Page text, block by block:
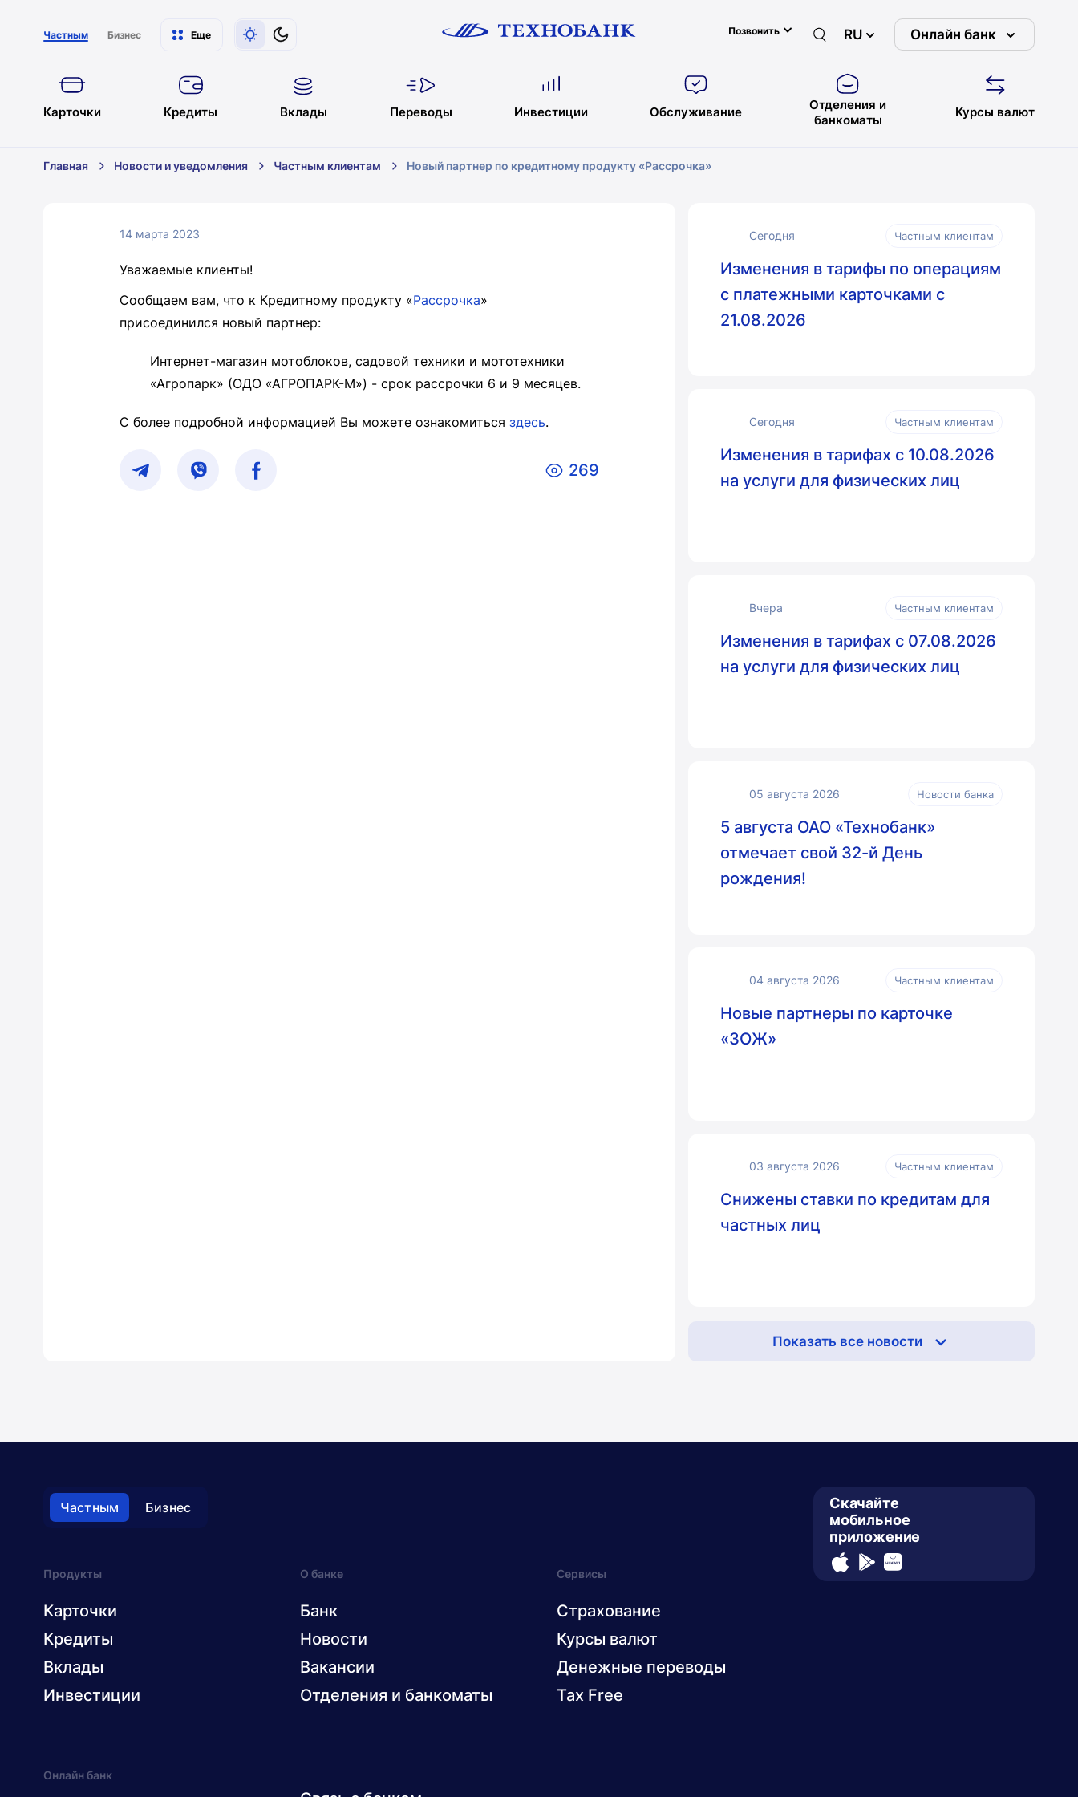
Частным Бизнес Еще Позвонить RU Онлайн банк
Карточки Кредиты Вклады Переводы Инвестиции Обслуживание
Отделения и
банкоматы
Курсы валют
Главная Новости и уведомления Частным клиентам Новый партнер по кредитному продукту «Рассрочка»
14 марта 2023
Уважаемые клиенты!
Сообщаем вам, что к Кредитному продукту «Рассрочка»
присоединился новый партнер:
Интернет-магазин мотоблоков, садовой техники и мототехники
«Агропарк» (ОДО «АГРОПАРК-М») - срок рассрочки 6 и 9 месяцев.
С более подробной информацией Вы можете ознакомиться здесь.
269
Сегодня Частным клиентам
Изменения в тарифы по операциям
с платежными карточками с
21.08.2026
Сегодня Частным клиентам
Изменения в тарифах с 10.08.2026
на услуги для физических лиц
Вчера Частным клиентам
Изменения в тарифах с 07.08.2026
на услуги для физических лиц
05 августа 2026 Новости банка
5 августа ОАО «Технобанк»
отмечает свой 32-й День
рождения!
04 августа 2026 Частным клиентам
Новые партнеры по карточке
«ЗОЖ»
03 августа 2026 Частным клиентам
Снижены ставки по кредитам для
частных лиц
Показать все новости
Частным Бизнес
Продукты
Карточки
Кредиты
Вклады
Инвестиции
О банке
Банк
Новости
Вакансии
Отделения и банкоматы
Сервисы
Страхование
Курсы валют
Денежные переводы
Tax Free
Онлайн банк
Скачайте
мобильное
приложение